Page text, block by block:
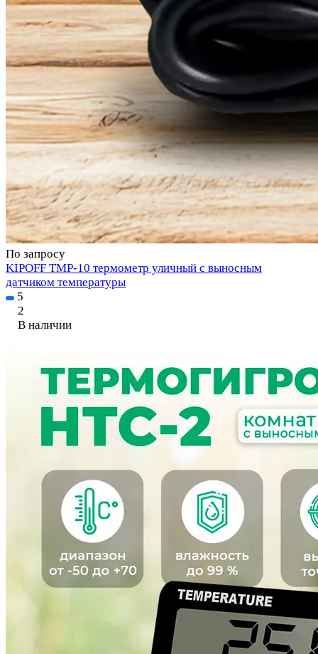
По запросу
KIPOFF TMP-10 термометр уличный с выносным
датчиком температуры
5
2
В наличии